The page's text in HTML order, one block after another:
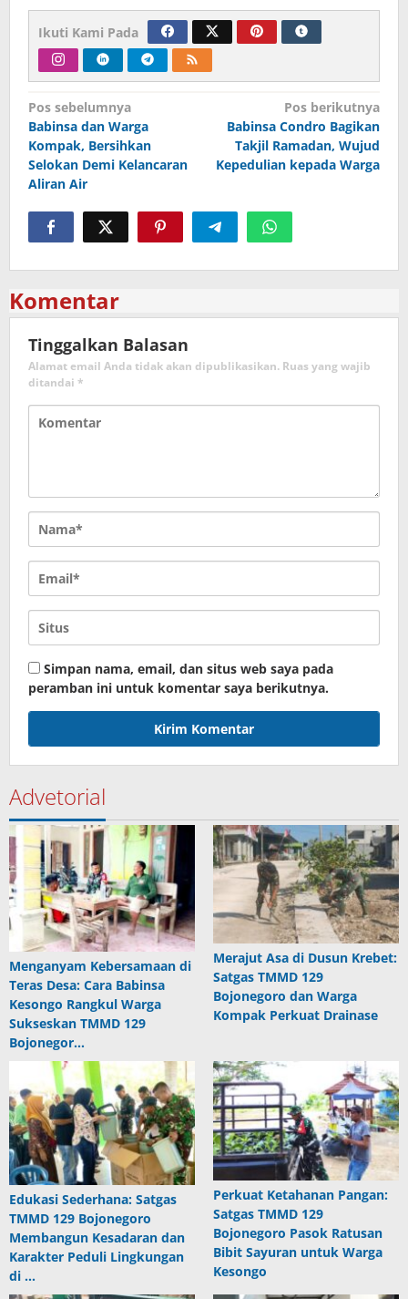
Ikuti Kami Pada
Navigasi
pos
Pos sebelumnya
Babinsa dan Warga
Kompak, Bersihkan
Selokan Demi Kelancaran
Aliran Air
Pos berikutnya
Babinsa Condro Bagikan
Takjil Ramadan, Wujud
Kepedulian kepada Warga
Komentar
Tinggalkan Balasan
Alamat email Anda tidak akan dipublikasikan. Ruas yang wajib
ditandai *
Simpan nama, email, dan situs web saya pada
peramban ini untuk komentar saya berikutnya.
Advetorial
Menganyam Kebersamaan di
Teras Desa: Cara Babinsa
Kesongo Rangkul Warga
Sukseskan TMMD 129
Bojonegor…
Merajut Asa di Dusun Krebet:
Satgas TMMD 129
Bojonegoro dan Warga
Kompak Perkuat Drainase
Edukasi Sederhana: Satgas
TMMD 129 Bojonegoro
Membangun Kesadaran dan
Karakter Peduli Lingkungan
di …
Perkuat Ketahanan Pangan:
Satgas TMMD 129
Bojonegoro Pasok Ratusan
Bibit Sayuran untuk Warga
Kesongo